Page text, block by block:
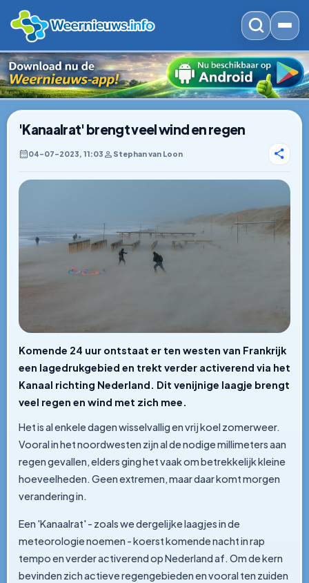
'Kanaalrat' brengt veel wind en regen
04–07–2023, 11:03 Stephan van Loon
Komende 24 uur ontstaat er ten westen van Frankrijk
een lagedrukgebied en trekt verder activerend via het
Kanaal richting Nederland. Dit venijnige laagje brengt
veel regen en wind met zich mee.
Het is al enkele dagen wisselvallig en vrij koel zomerweer.
Vooral in het noordwesten zijn al de nodige millimeters aan
regen gevallen, elders ging het vaak om betrekkelijk kleine
hoeveelheden. Geen extremen, maar daar komt morgen
verandering in.
Een 'Kanaalrat' - zoals we dergelijke laagjes in de
meteorologie noemen - koerst komende nacht in rap
tempo en verder activerend op Nederland af. Om de kern
bevinden zich actieve regengebieden en vooral ten zuiden